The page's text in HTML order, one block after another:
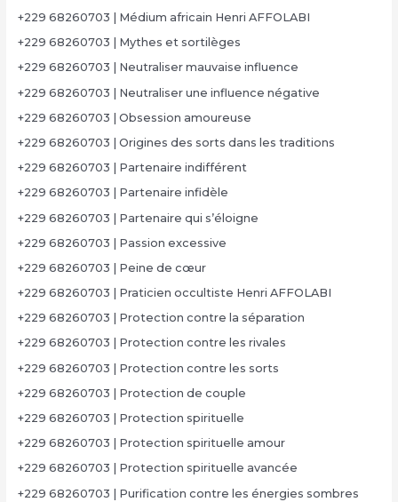
+229 68260703 | Médium africain Henri AFFOLABI
+229 68260703 | Mythes et sortilèges
+229 68260703 | Neutraliser mauvaise influence
+229 68260703 | Neutraliser une influence négative
+229 68260703 | Obsession amoureuse
+229 68260703 | Origines des sorts dans les traditions
+229 68260703 | Partenaire indifférent
+229 68260703 | Partenaire infidèle
+229 68260703 | Partenaire qui s’éloigne
+229 68260703 | Passion excessive
+229 68260703 | Peine de cœur
+229 68260703 | Praticien occultiste Henri AFFOLABI
+229 68260703 | Protection contre la séparation
+229 68260703 | Protection contre les rivales
+229 68260703 | Protection contre les sorts
+229 68260703 | Protection de couple
+229 68260703 | Protection spirituelle
+229 68260703 | Protection spirituelle amour
+229 68260703 | Protection spirituelle avancée
+229 68260703 | Purification contre les énergies sombres